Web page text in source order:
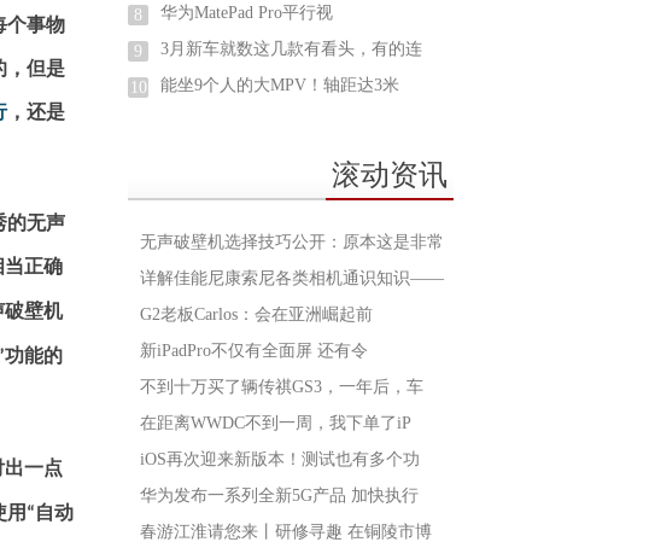
个事物
，但是
，还是
的无声
当正确
破壁机
功能的
一点
用 “自动
8 华为MatePad Pro平行视
9 3月新车就数这几款有看头，有的连
10 能坐9个人的大MPV！轴距达3米
滚动资讯
无声破壁机选择技巧公开：原本这是非常
详解佳能尼康索尼各类相机通识知识——
G2老板Carlos：会在亚洲崛起前
新iPadPro不仅有全面屏 还有令
不到十万买了辆传祺GS3，一年后，车
在距离WWDC不到一周，我下单了iP
iOS再次迎来新版本！测试也有多个功
华为发布一系列全新5G产品 加快执行
春游江淮请您来丨研修寻趣 在铜陵市博